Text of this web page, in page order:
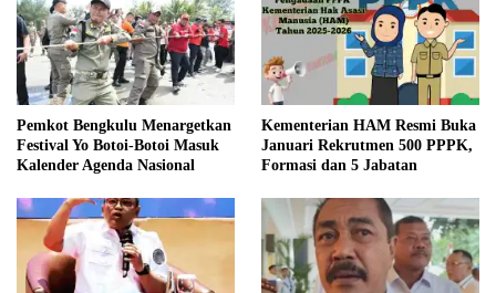
Pemkot Bengkulu Menargetkan
Festival Yo Botoi-Botoi Masuk
Kalender Agenda Nasional
Kementerian HAM Resmi Buka
Januari Rekrutmen 500 PPPK,
Formasi dan 5 Jabatan